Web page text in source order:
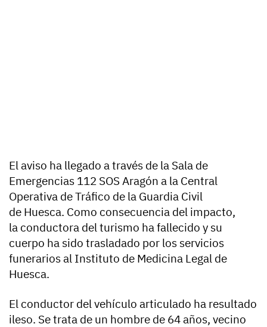
El aviso ha llegado a través de la Sala de
Emergencias 112 SOS Aragón a la Central
Operativa de Tráfico de la Guardia Civil
de Huesca. Como consecuencia del impacto,
la conductora del turismo ha fallecido y su
cuerpo ha sido trasladado por los servicios
funerarios al Instituto de Medicina Legal de
Huesca.
El conductor del vehículo articulado ha resultado
ileso. Se trata de un hombre de 64 años, vecino